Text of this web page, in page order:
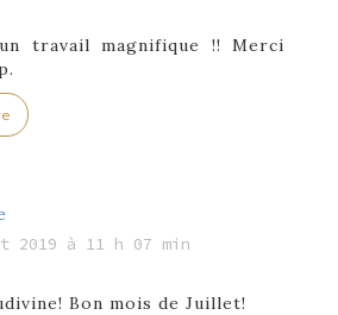
travail magnifique !! Merci
à 11 h 07 min
Bon mois de Juillet!